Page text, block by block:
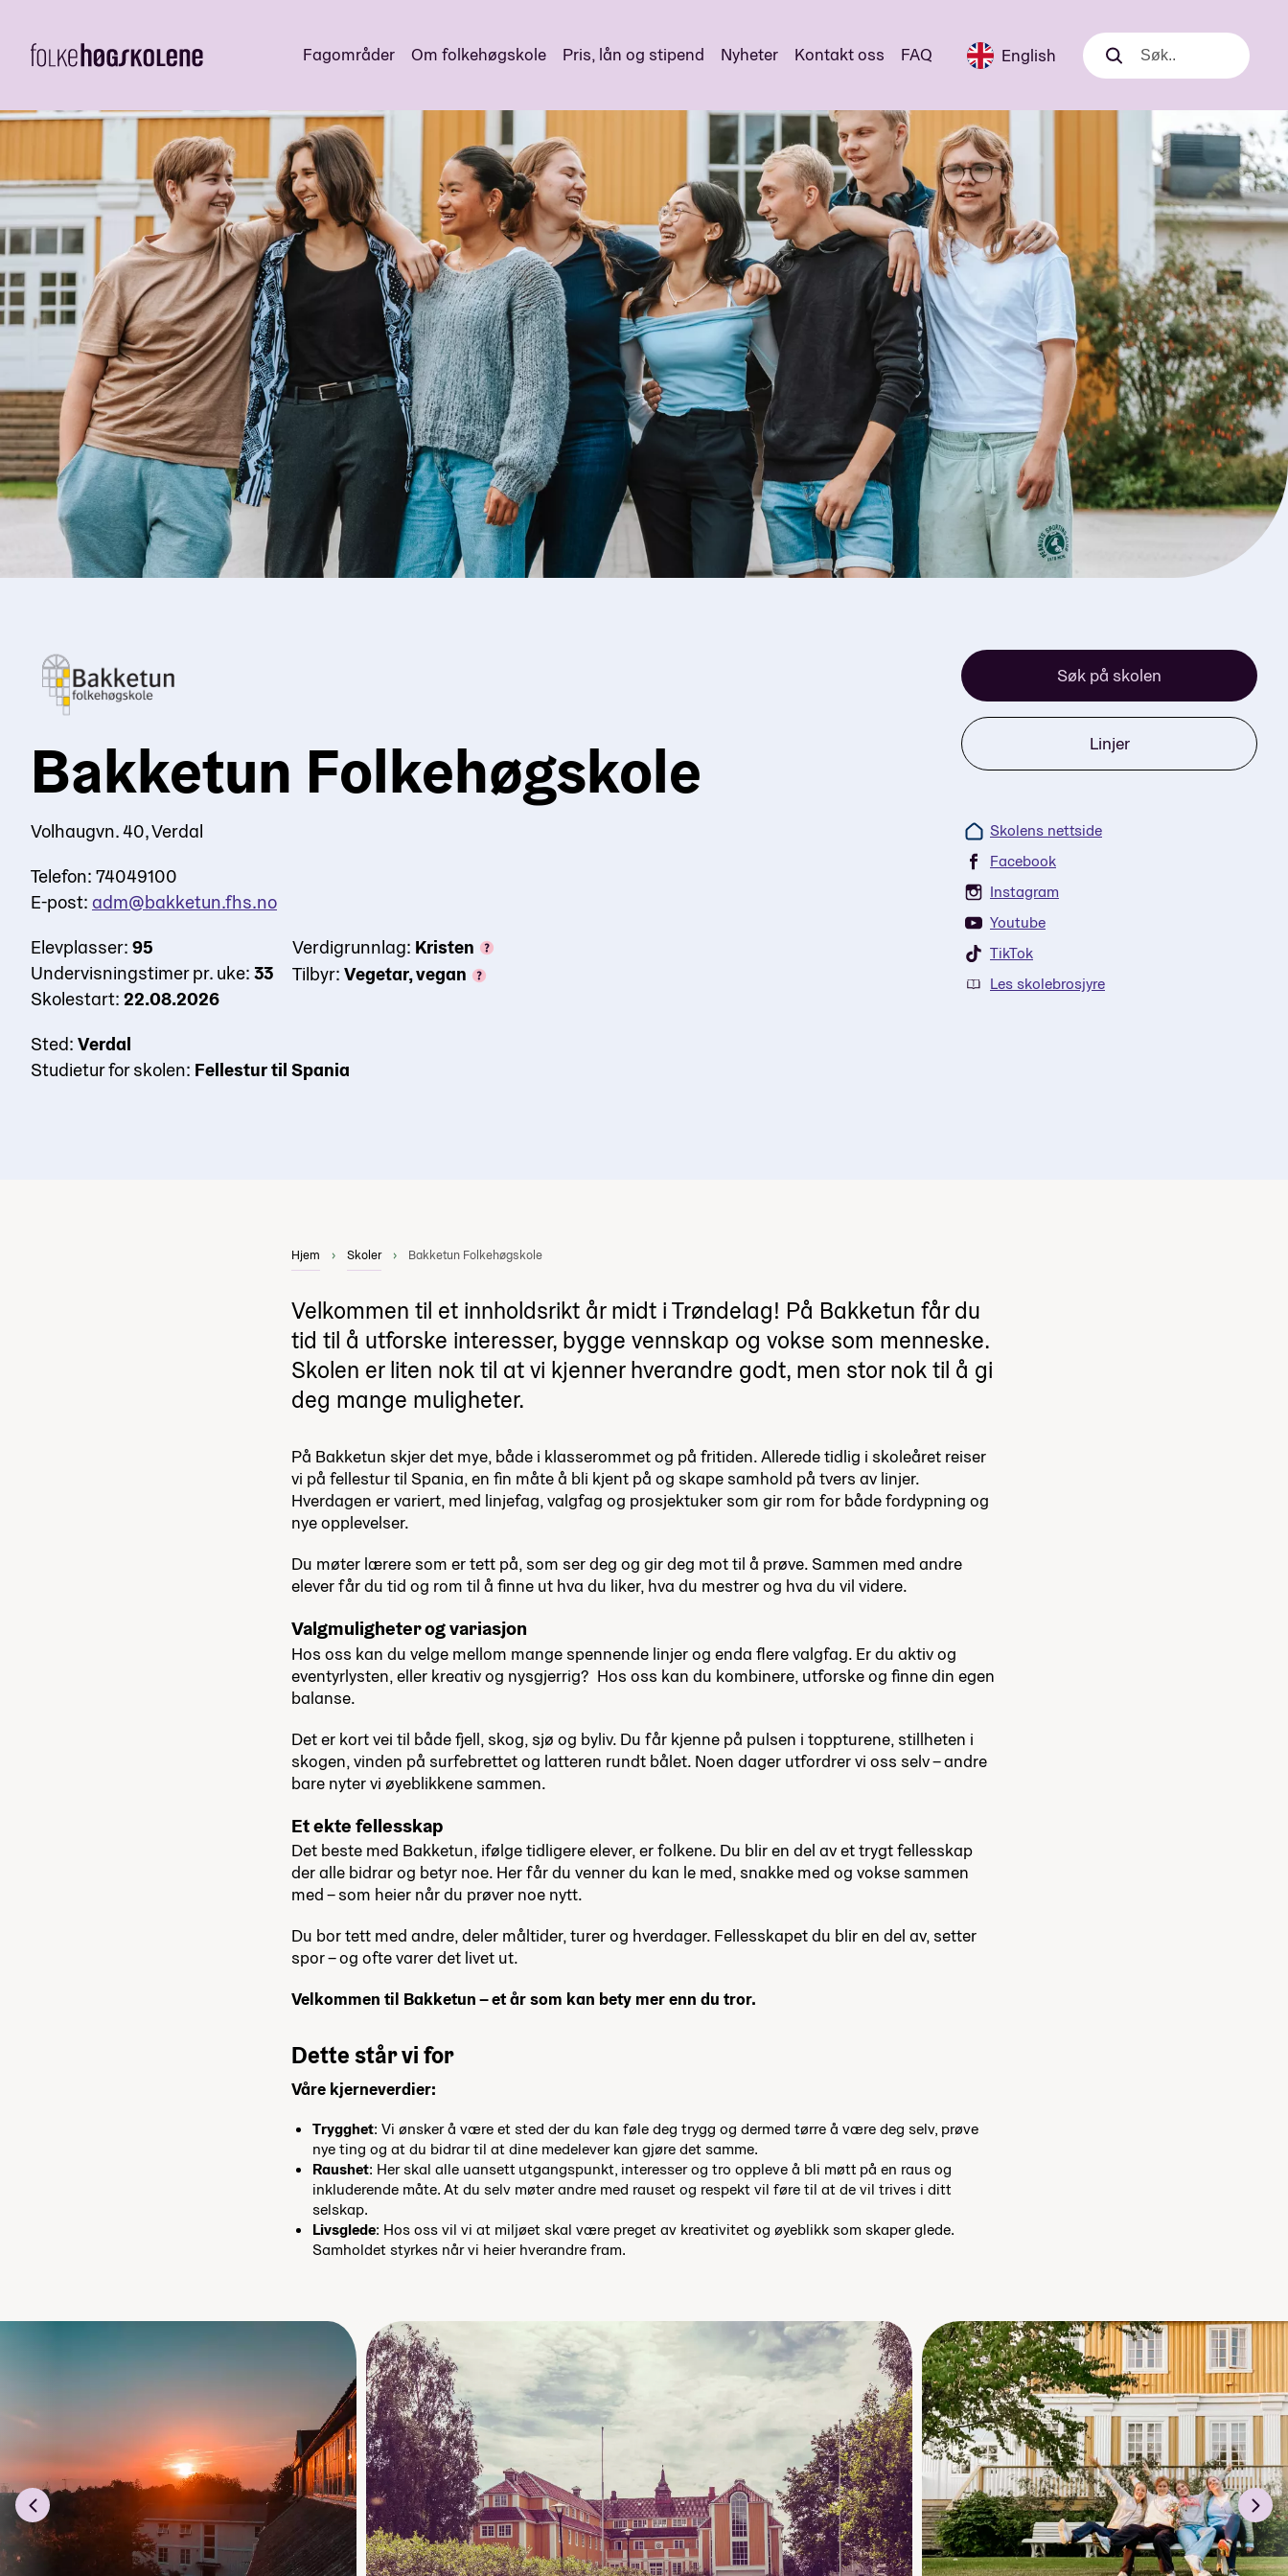
Fagområder Om folkehøgskole Pris, lån og stipend Nyheter Kontakt oss FAQ English Søk
Søk
Bakketun Folkehøgskole
Volhaugvn. 40, Verdal
Telefon: 74049100
E-post: adm@bakketun.fhs.no
Elevplasser: 95
Undervisningstimer pr. uke: 33
Skolestart: 22.08.2026
Verdigrunnlag: Kristen
Tilbyr: Vegetar, vegan
Sted: Verdal
Studietur for skolen: Fellestur til Spania
Søk på skolen
Linjer
Skolens nettside
Facebook
Instagram
Youtube
TikTok
Les skolebrosjyre
Hjem Skoler Bakketun Folkehøgskole
Velkommen til et innholdsrikt år midt i Trøndelag! På Bakketun får du
tid til å utforske interesser, bygge vennskap og vokse som menneske.
Skolen er liten nok til at vi kjenner hverandre godt, men stor nok til å gi
deg mange muligheter.
På Bakketun skjer det mye, både i klasserommet og på fritiden. Allerede tidlig i skoleåret reiser
vi på fellestur til Spania, en fin måte å bli kjent på og skape samhold på tvers av linjer.
Hverdagen er variert, med linjefag, valgfag og prosjektuker som gir rom for både fordypning og
nye opplevelser.
Du møter lærere som er tett på, som ser deg og gir deg mot til å prøve. Sammen med andre
elever får du tid og rom til å finne ut hva du liker, hva du mestrer og hva du vil videre.
Valgmuligheter og variasjon
Hos oss kan du velge mellom mange spennende linjer og enda flere valgfag. Er du aktiv og
eventyrlysten, eller kreativ og nysgjerrig? Hos oss kan du kombinere, utforske og finne din egen
balanse.
Det er kort vei til både fjell, skog, sjø og byliv. Du får kjenne på pulsen i toppturene, stillheten i
skogen, vinden på surfebrettet og latteren rundt bålet. Noen dager utfordrer vi oss selv – andre
bare nyter vi øyeblikkene sammen.
Et ekte fellesskap
Det beste med Bakketun, ifølge tidligere elever, er folkene. Du blir en del av et trygt fellesskap
der alle bidrar og betyr noe. Her får du venner du kan le med, snakke med og vokse sammen
med – som heier når du prøver noe nytt.
Du bor tett med andre, deler måltider, turer og hverdager. Fellesskapet du blir en del av, setter
spor – og ofte varer det livet ut.
Velkommen til Bakketun – et år som kan bety mer enn du tror.
Dette står vi for
Våre kjerneverdier:
Trygghet: Vi ønsker å være et sted der du kan føle deg trygg og dermed tørre å være deg selv, prøve
nye ting og at du bidrar til at dine medelever kan gjøre det samme.
Raushet: Her skal alle uansett utgangspunkt, interesser og tro oppleve å bli møtt på en raus og
inkluderende måte. At du selv møter andre med rauset og respekt vil føre til at de vil trives i ditt
selskap.
Livsglede: Hos oss vil vi at miljøet skal være preget av kreativitet og øyeblikk som skaper glede.
Samholdet styrkes når vi heier hverandre fram.